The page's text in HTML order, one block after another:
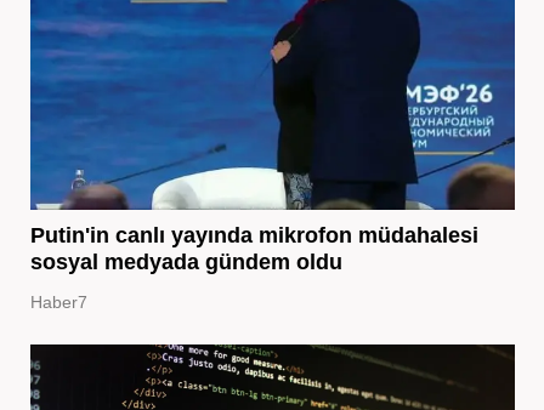
Putin'in canlı yayında mikrofon müdahalesi
sosyal medyada gündem oldu
Haber7